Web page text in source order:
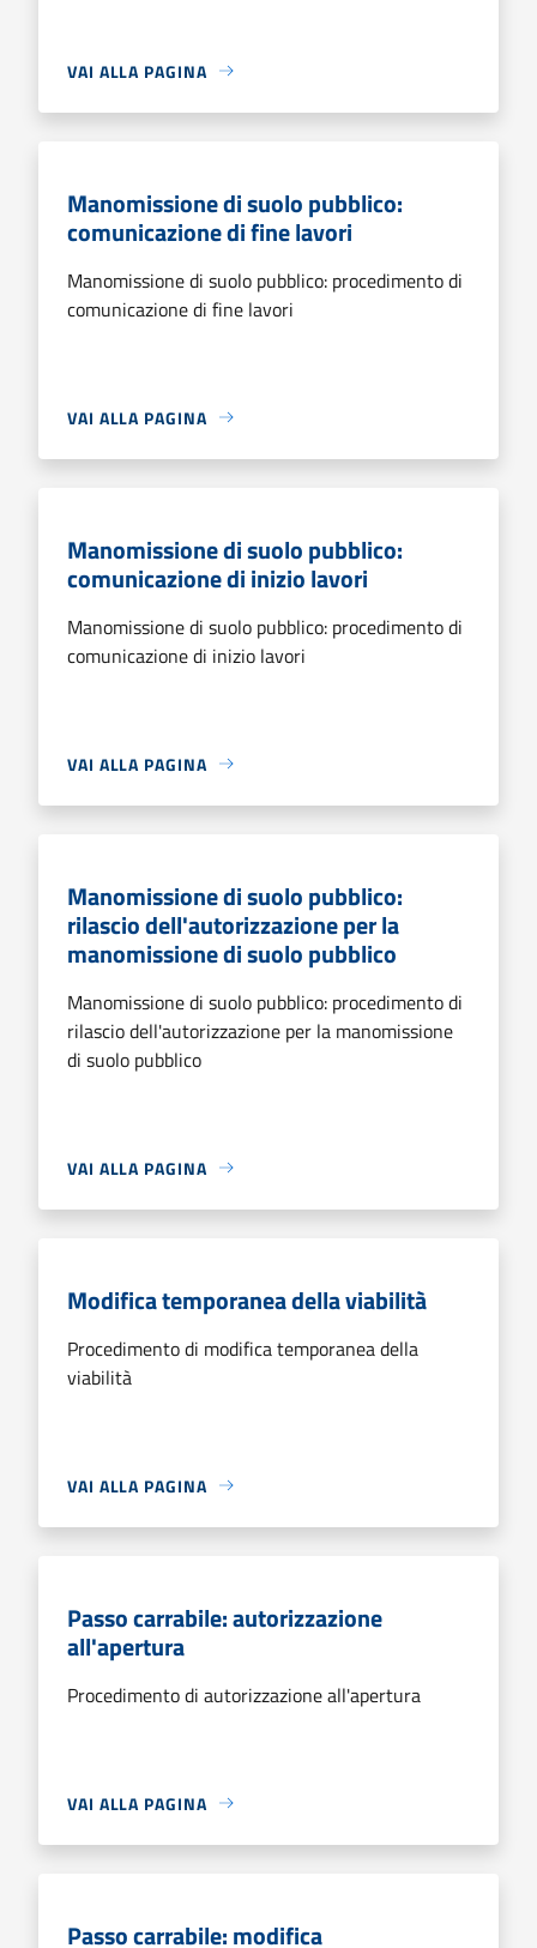
VAI ALLA PAGINA
Manomissione di suolo pubblico:
comunicazione di fine lavori
Manomissione di suolo pubblico: procedimento di
comunicazione di fine lavori
VAI ALLA PAGINA
Manomissione di suolo pubblico:
comunicazione di inizio lavori
Manomissione di suolo pubblico: procedimento di
comunicazione di inizio lavori
VAI ALLA PAGINA
Manomissione di suolo pubblico:
rilascio dell'autorizzazione per la
manomissione di suolo pubblico
Manomissione di suolo pubblico: procedimento di
rilascio dell'autorizzazione per la manomissione
di suolo pubblico
VAI ALLA PAGINA
Modifica temporanea della viabilità
Procedimento di modifica temporanea della
viabilità
VAI ALLA PAGINA
Passo carrabile: autorizzazione
all'apertura
Procedimento di autorizzazione all'apertura
VAI ALLA PAGINA
Passo carrabile: modifica